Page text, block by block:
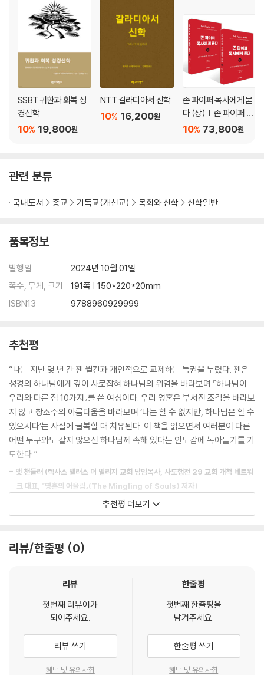
SSBT 귀환과 회복 성
경신학
19,800원
10%
NTT 갈라디아서 신학
16,200원
10%
존 파이퍼 목사에게 묻
다 (상) + 존 파이퍼 목
사에게 묻다 (하) 세트
73,800원
10%
관련 분류
국내도서 종교 기독교(개신교) 목회와 신학 신학일반
품목정보
발행일
2024년 10월 01일
쪽수, 무게, 크기
191쪽 | 150*220*20mm
ISBN13
9788960929999
추천평
“나는 지난 몇 년 간 젠 윌킨과 개인적으로 교제하는 특권을 누렸다. 젠은
성경의 하나님에게 깊이 사로잡혀 하나님의 위엄을 바라보며 『하나님이
우리와 다른 점 10가지』를 쓴 여성이다. 우리 영혼은 부서진 조각을 바라보
지 않고 창조주의 아름다움을 바라보며 ‘나는 할 수 없지만, 하나님은 할 수
있으시다’는 사실에 굴복할 때 치유된다. 이 책을 읽으면서 여러분이 다른
어떤 누구와도 같지 않으신 하나님께 속해 있다는 안도감에 녹아들기를 기
도한다.”
- 맷 챈들러 (텍사스 댈러스 더 빌리지 교회 담임목사, 사도행전 29 교회 개척 네트워
크 대표, 『영혼의 어울림』(The Mingling of Souls) 저자)
“하나님을 인간화하고 인간을 신격화한 거꾸로 된 세상에서 젠 윌킨은 우
상할 수 있는 것보다 무한히 크고, 강하고, 장엄하고, 경이로운 분이라는
음은 우리를 구원하고 사랑하기 위해 허리를 굽히시는 하나님을 향한 경이
감과 경외감으로 가득 차게 될 것이다.”
- 낸시 드모스 볼케무트 (작가, 〈우리 마음을 되살리기〉(Revive Our Hearts) 라
디오 진행자)
“나와 내 아내는 젠 윌킨을 정말 좋아한다. 젠은 현 상태에 불만을 품고 있
추천평 더보기
리뷰/한줄평 0
리뷰
첫번째 리뷰어가
되어주세요.
리뷰 쓰기
혜택 및 유의사항
한줄평
첫번째 한줄평을
남겨주세요.
한줄평 쓰기
혜택 및 유의사항